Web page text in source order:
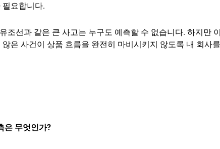
요합니다.
조선과 같은 큰 사고는 누구도 예측할 수 없습니다. 하지만
은 사건이 상품 흐름을 완전히 마비시키지 않도록 내 회사
은 무엇인가?